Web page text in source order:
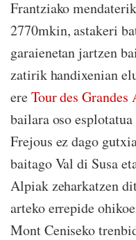
Frantziako
2770mkin, astakeri
garaienetan jartzen
zatirik handixenian
ereTour des Grandes
bailara oso
Frejous ez dago
baitago Val di Susa
Alpiak zeharkatzen
arteko errepide
Mont Ceniseko